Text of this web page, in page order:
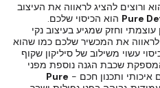
ורוצים להציג לראווה את העיצוב
Pure הוא הכיסוי שלכם.
עוצמתי וחזק שמגיע בעיצוב נקי
את המכשיר שלכם כמו שהוא
עשוי משילוב של סיליקון שקוף
שכבת הגנה נוספת מפני
איכותי ותכנון חכם - Pure